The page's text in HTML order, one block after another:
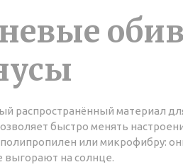
распространённый материал
быстро менять
или микрофибру:
выгорают на солнце.